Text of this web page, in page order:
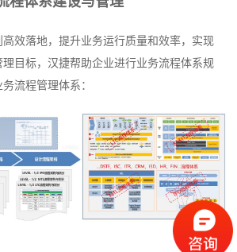
效落地，提升业务运行质量和效率，实现
理目标，汉捷帮助企业进行业务流程体系规
流程管理体系：